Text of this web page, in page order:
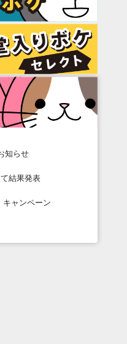
知らせ
結果発表
キャンペーン